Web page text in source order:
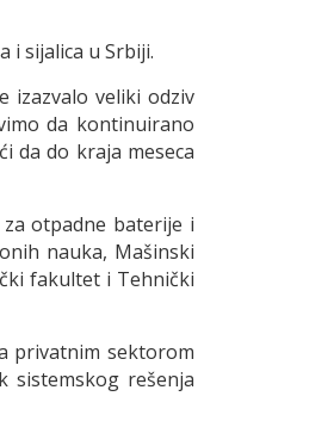
i sijalica u Srbiji.
izazvalo veliki odziv
da kontinuirano
da do kraja meseca
otpadne baterije i
nauka, Mašinski
fakultet i Tehnički
privatnim sektorom
sistemskog rešenja